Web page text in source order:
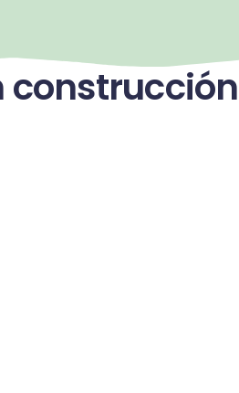
construcción